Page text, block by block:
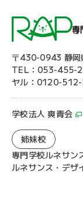
〒430-0943 静岡
TEL：053-455-
ヤル：0120-
学校法人 爽青会
姉妹校
専門学校ルネサン
ルネサンス・デザ